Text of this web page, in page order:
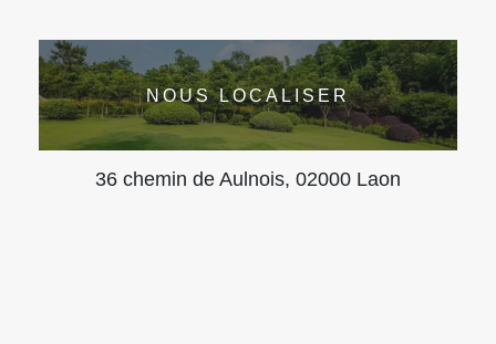
NOUS LOCALISER
36 chemin de Aulnois, 02000 Laon